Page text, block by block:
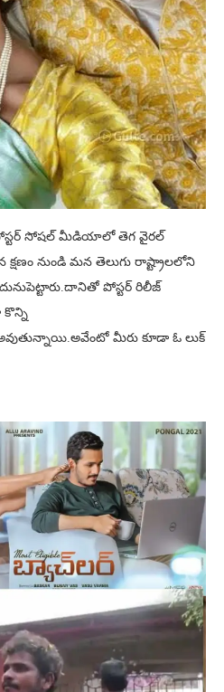
సోషల్ మీడియాలో తెగ వైరల్
నుండి మన తెలుగు రాష్ట్రాలలోని
పోస్టర్ రిలీజ్
కొన్ని
మీరు కూడా ఓ లుక్